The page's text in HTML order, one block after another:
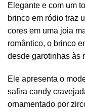
Elegante e com um
brinco em ródio traz
cores em uma joia
romântico, o brinco
desde garotinhas às
Ele apresenta o
safira candy
ornamentado por